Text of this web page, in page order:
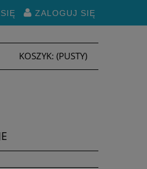
ZALOGUJ SIĘ
KOSZYK: (PUSTY)